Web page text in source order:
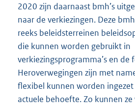
2020 zijn daarnaast bmh’s
naar de verkiezingen. Deze
reeks beleidsterreinen
die kunnen worden gebruikt in
verkiezingsprogramma’s en de
Heroverwegingen zijn met
flexibel kunnen worden ingezet
actuele behoefte. Zo kunnen